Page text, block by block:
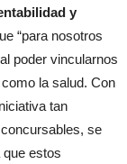
y
“para nosotros
poder vincularnos
la salud. Con
tan
se
estos